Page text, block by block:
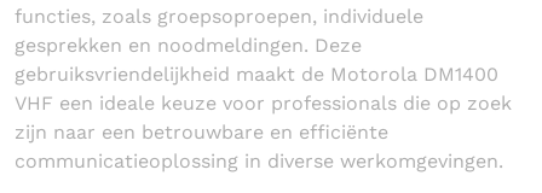
functies, zoals groepsoproepen, individuele
gesprekken en noodmeldingen. Deze
gebruiksvriendelijkheid maakt de Motorola DM1400
VHF een ideale keuze voor professionals die op zoek
zijn naar een betrouwbare en efficiënte
communicatieoplossing in diverse werkomgevingen.